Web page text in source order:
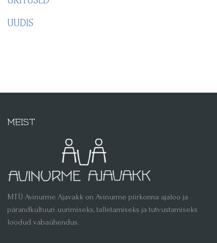
UUDIS
MEIST
MTÜ Avinurme Ajavakk on Avinurme piirkonna ajaloo ja
pärandkultuuri uurimiseks, talletamiseks ja tutvustamiseks
loodud vabaühendus.